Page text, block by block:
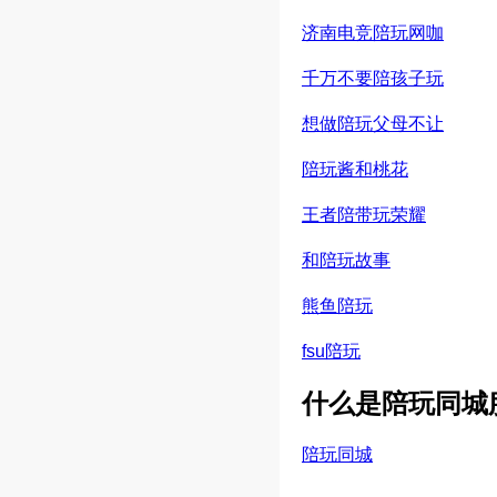
济南电竞陪玩网咖
千万不要陪孩子玩
想做陪玩父母不让
陪玩酱和桃花
王者陪带玩荣耀
和陪玩故事
熊鱼陪玩
fsu陪玩
什么是陪玩同城
陪玩同城